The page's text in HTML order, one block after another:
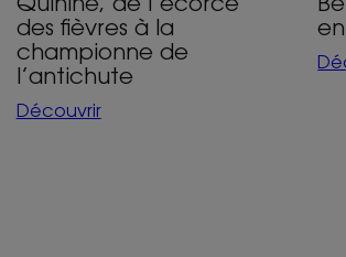
des fièvres à la
championne de
l’antichute
Découvrir